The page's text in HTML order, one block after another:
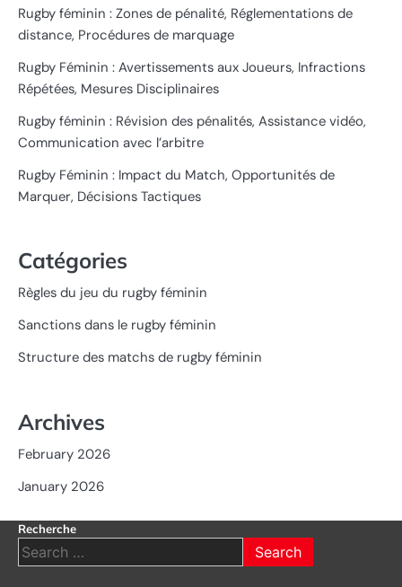
Rugby féminin : Zones de pénalité, Réglementations de
distance, Procédures de marquage
Rugby Féminin : Avertissements aux Joueurs, Infractions
Répétées, Mesures Disciplinaires
Rugby féminin : Révision des pénalités, Assistance vidéo,
Communication avec l’arbitre
Rugby Féminin : Impact du Match, Opportunités de
Marquer, Décisions Tactiques
Catégories
Règles du jeu du rugby féminin
Sanctions dans le rugby féminin
Structure des matchs de rugby féminin
Archives
February 2026
January 2026
Recherche
Search
for: